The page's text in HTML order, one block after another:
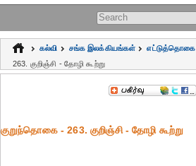
பொதுஅறிவு
கல்வி
ஆன்மிகம்
Search form
கல்வி சங்க இலக்கியங்கள் எட்டுத்தொகை
263. குறிஞ்சி - தோழி கூற்று
குறுந்தொகை - 263. குறிஞ்சி - தோழி கூற்று